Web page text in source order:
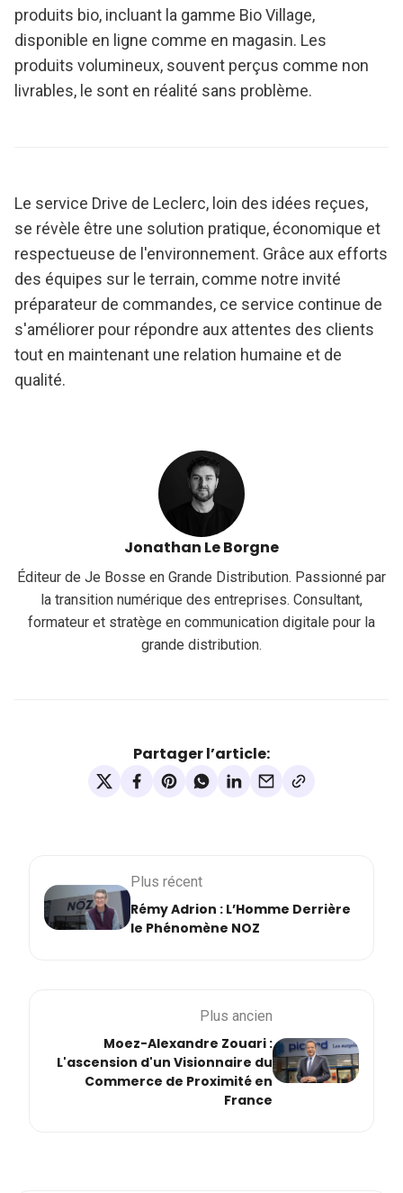
produits bio, incluant la gamme Bio Village,
disponible en ligne comme en magasin. Les
produits volumineux, souvent perçus comme non
livrables, le sont en réalité sans problème.
Le service Drive de Leclerc, loin des idées reçues,
se révèle être une solution pratique, économique et
respectueuse de l'environnement. Grâce aux efforts
des équipes sur le terrain, comme notre invité
préparateur de commandes, ce service continue de
s'améliorer pour répondre aux attentes des clients
tout en maintenant une relation humaine et de
qualité.
Jonathan Le Borgne
Éditeur de Je Bosse en Grande Distribution. Passionné par
la transition numérique des entreprises. Consultant,
formateur et stratège en communication digitale pour la
grande distribution.
Partager l’article:
Plus récent
Rémy Adrion : L’Homme Derrière
le Phénomène NOZ
Plus ancien
Moez-Alexandre Zouari :
L'ascension d'un Visionnaire du
Commerce de Proximité en
France